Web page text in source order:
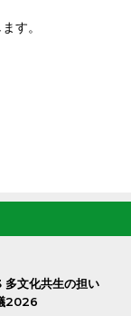
す。
多文化共生の担い
2026